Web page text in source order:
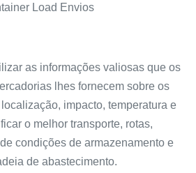
Load Envios
as informações valiosas que os
lhes fornecem sobre os
impacto, temperatura e
o melhor transporte, rotas,
condições de armazenamento e
de abastecimento.